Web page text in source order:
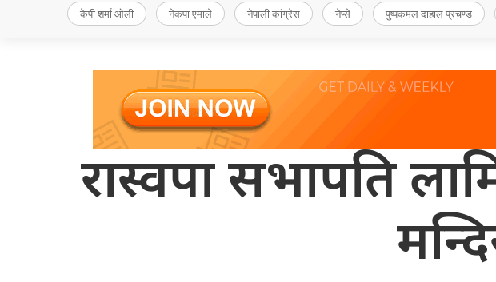
केपी शर्मा ओली नेकपा एमाले नेपाली कांग्रेस नेप्से पुष्पकमल दाहाल प्रचण्ड
रास्वपा सभापति